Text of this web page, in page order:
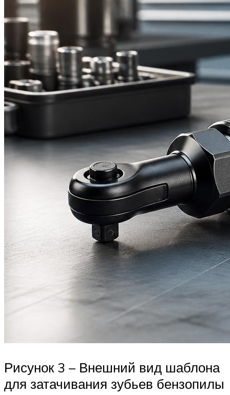
Рисунок 3 – Внешний вид шаблона
для затачивания зубьев бензопилы